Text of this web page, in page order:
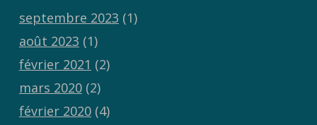
septembre 2023 (1)
août 2023 (1)
février 2021 (2)
mars 2020(2)
février 2020(4)